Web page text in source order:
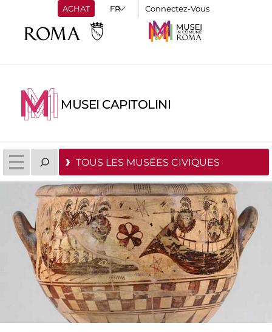
ACHAT Connectez-Vous
MUSEI CAPITOLINI
TOUS LES MUSÉES CIVIQUES